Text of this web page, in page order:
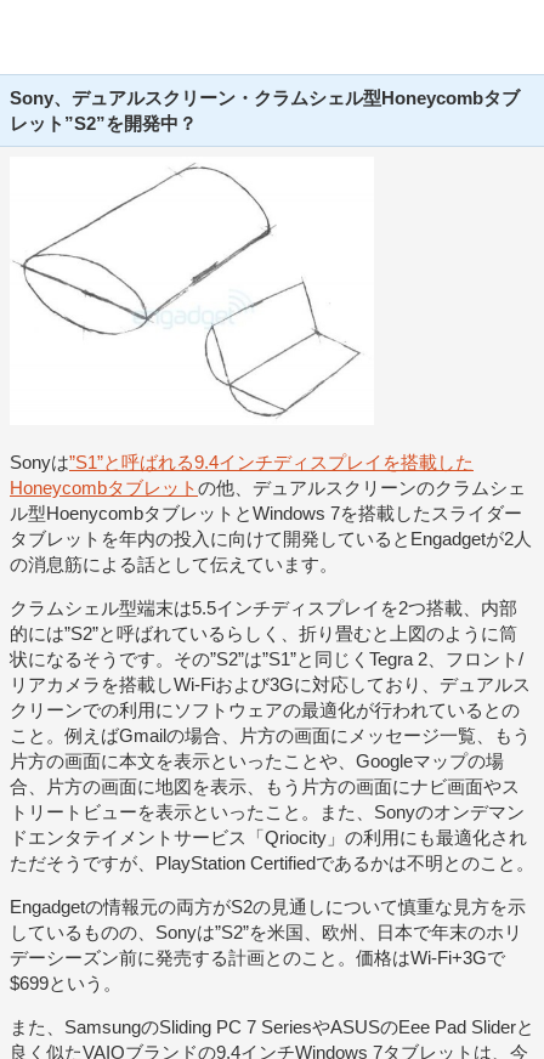
Sony、デュアルスクリーン・クラムシェル型Honeycombタブ
レット”S2”を開発中？
Sonyは”S1”と呼ばれる9.4インチディスプレイを搭載した
Honeycombタブレットの他、デュアルスクリーンのクラムシェ
ル型HoenycombタブレットとWindows 7を搭載したスライダー
タブレットを年内の投入に向けて開発しているとEngadgetが2人
の消息筋による話として伝えています。
クラムシェル型端末は5.5インチディスプレイを2つ搭載、内部
的には”S2”と呼ばれているらしく、折り畳むと上図のように筒
状になるそうです。その”S2”は”S1”と同じくTegra 2、フロント/
リアカメラを搭載しWi-Fiおよび3Gに対応しており、デュアルス
クリーンでの利用にソフトウェアの最適化が行われているとの
こと。例えばGmailの場合、片方の画面にメッセージ一覧、もう
片方の画面に本文を表示といったことや、Googleマップの場
合、片方の画面に地図を表示、もう片方の画面にナビ画面やス
トリートビューを表示といったこと。また、Sonyのオンデマン
ドエンタテイメントサービス「Qriocity」の利用にも最適化され
ただそうですが、PlayStation Certifiedであるかは不明とのこと。
Engadgetの情報元の両方がS2の見通しについて慎重な見方を示
しているものの、Sonyは”S2”を米国、欧州、日本で年末のホリ
デーシーズン前に発売する計画とのこと。価格はWi-Fi+3Gで
$699という。
また、SamsungのSliding PC 7 SeriesやASUSのEee Pad Sliderと
良く似たVAIOブランドの9.4インチWindows 7タブレットは、今